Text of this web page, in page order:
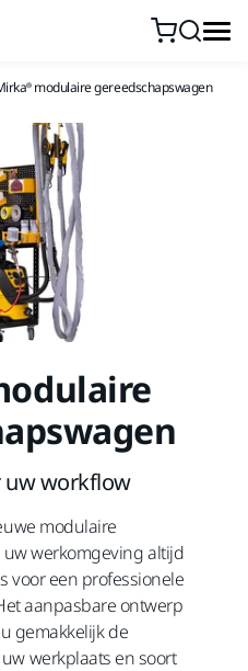
Doorgaan naar inhoud
modulaire gereedschapswagen
uw workflow
modulaire
werkomgeving altijd
voor een professionele
aanpasbare ontwerp
gemakkelijk de
werkplaats en soort